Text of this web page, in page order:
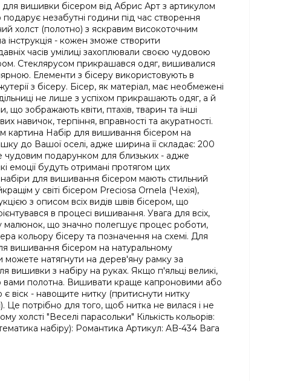
вишивки бісером від Абрис Арт з артикулом
незабутні години під час створення
холст (полотно) з яскравим високоточним
інструкція - кожен зможе створити
часів умілиці захоплювали своєю чудовою
Стеклярусом прикрашався одяг, вишивалися
Елементи з бісеру використовують в
з бісеру. Бісер, як матеріал, має необмежені
не лише з успіхом прикрашають одяг, а й
зображають квіти, птахів, тварин та інші
терпіння, вправності та акуратності.
картина Набір для вишивання бісером на
до Вашої оселі, адже ширина її складає: 200
чудовим подарунком для близьких - адже
будуть отримані протягом цих
для вишивання бісером мають стильний
у світі бісером Preciosa Ornela (Чехія),
з описом всіх видів швів бісером, що
в процесі вишивання. Увага для всіх,
малюнок, що значно полегшує процес роботи,
кольору бісеру та позначення на схемі. Для
вишивання бісером на натуральному
натягнути на дерев'яну рамку за
з набіру на руках. Якщо п'яльці великі,
вами полотна. Вишивати краще капроновими або
віск - навощите нитку (притиснути нитку
Це потрібно для того, щоб нитка не вилася і не
"Веселі парасольки" Кількість кольорів:
набіру): Романтика Артикул: AB-434 Вага